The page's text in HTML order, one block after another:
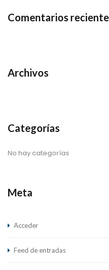
Comentarios
Archivos
Categorías
No hay categorías
Meta
Acceder
Feed de entradas